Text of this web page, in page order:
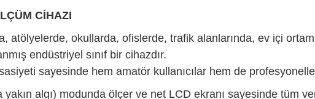
CİHAZI
atölyelerde, okullarda, ofislerde, trafik alanlarında, ev içi
endüstriyel sınıf bir cihazdır.
sayesinde hem amatör kullanıcılar hem de
algı) modunda ölçer ve net LCD ekranı sayesinde tüm